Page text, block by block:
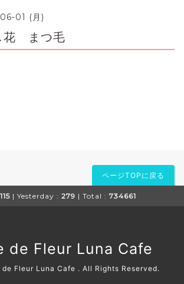
01 (月)
花 まつ毛
ページTOPに戻る
115 | Yesterday : 279 | Total : 734661
de Fleur Luna Cafe
de Fleur Luna Cafe . All Rights Reserved.